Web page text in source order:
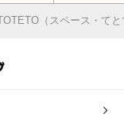
（スペース・てと